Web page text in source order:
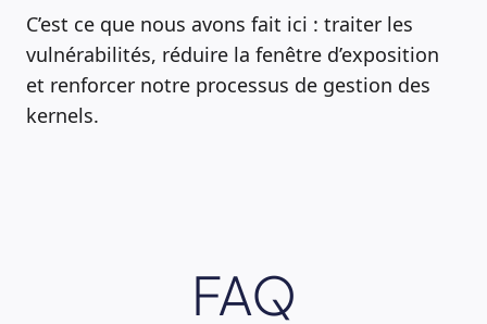
C’est ce que nous avons fait ici : traiter les
vulnérabilités, réduire la fenêtre d’exposition
et renforcer notre processus de gestion des
kernels.
FAQ